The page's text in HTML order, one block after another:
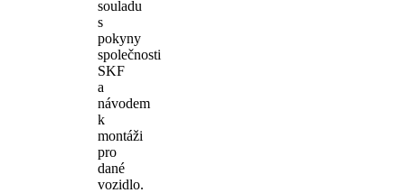
souladu
s
pokyny
společnosti
SKF
a
návodem
k
montáži
pro
dané
vozidlo.